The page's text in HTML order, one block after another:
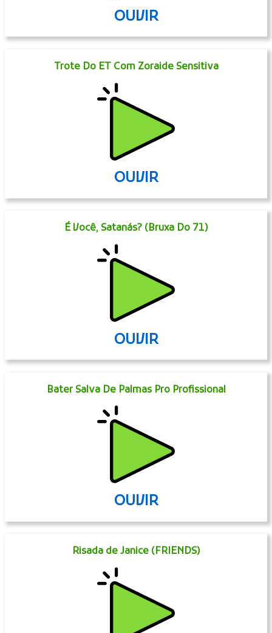
OUVIR
Trote Do ET Com Zoraide Sensitiva
OUVIR
É Você, Satanás? (Bruxa Do 71)
OUVIR
Bater Salva De Palmas Pro Profissional
OUVIR
Risada de Janice (FRIENDS)